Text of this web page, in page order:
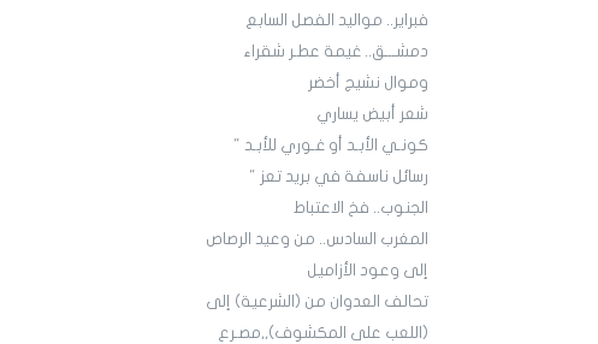
فبراير.. مواليد الفصل السابع
دمشـــق.. غيمة عطـر شقراء
وموال نشيج أخضر
شعر أبيض يساري
كونـي الأبـد أو غـوري للأبـد "
رسائل ناسفة في بريد تعز "
الجنوب.. فخ الاعتباط
المغرب السادس.. من وعيد الرصاص
إلى وعود الأزاميل
تحالف العدوان من (الشرعية) إلى
(اللعب على المكشوف),,مصـرع